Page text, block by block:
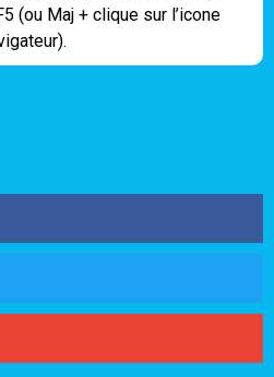
(ou Maj + clique sur l’icone